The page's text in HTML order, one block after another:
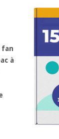
fan
à